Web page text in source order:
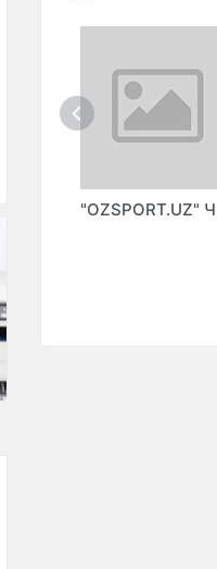
"OZSPORT.UZ"